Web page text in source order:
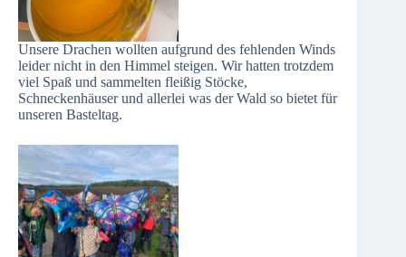
Unsere Drachen wollten aufgrund des fehlenden Winds
leider nicht in den Himmel steigen. Wir hatten trotzdem
viel Spaß und sammelten fleißig Stöcke,
Schneckenhäuser und allerlei was der Wald so bietet für
unseren Basteltag.